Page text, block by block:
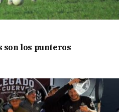
son los punteros